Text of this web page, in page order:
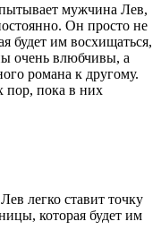
мужчина Лев,
Он просто не
будет им восхищаться,
очень влюбчивы, а
романа к другому.
пор, пока в них
легко ставит точку
которая будет им